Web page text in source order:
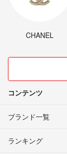
CHANEL
コンテンツ
ブランド一覧
ランキング